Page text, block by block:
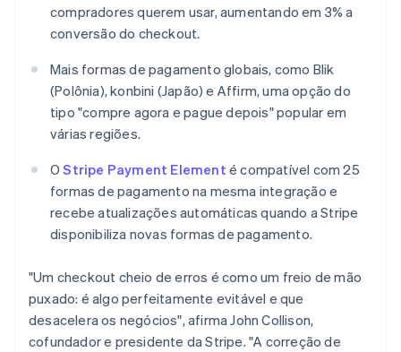
compradores querem usar, aumentando em 3% a
conversão do checkout.
Mais formas de pagamento globais, como Blik
(Polônia), konbini (Japão) e Affirm, uma opção do
tipo "compre agora e pague depois" popular em
várias regiões.
OStripe Payment Element é compatível com 25
formas de pagamento na mesma integração e
recebe atualizações automáticas quando a Stripe
disponibiliza novas formas de pagamento.
"Um checkout cheio de erros é como um freio de mão
puxado: é algo perfeitamente evitável e que
desacelera os negócios", afirma John Collison,
cofundador e presidente da Stripe. "A correção de
FrançaisDeutschEnglish
Malásia
Malta
English
México
EspañolEnglish
Noruega
Nova Zelândia
English
Países Baixos
NederlandsEnglish
English
Portugal
Português English
RAE de Hong Kong, China
English简体中文